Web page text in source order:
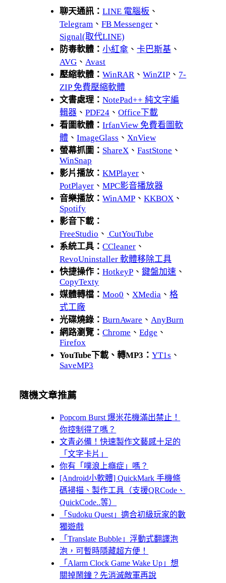
聊天通訊：LINE 電腦板 、
Telegram 、FB Messenger 、
Signal(取代LINE)
防毒軟體：小紅傘 、卡巴斯基 、
AVG 、 Avast
壓縮軟體：WinRAR 、WinZIP 、 7-
ZIP 免費壓縮軟體
文書處理：NotePad++ 純文字編
輯器 、PDF24 、Office下載
看圖軟體：IrfanView 免費看圖軟
體 、ImageGlass 、 XnView
螢幕抓圖： ShareX 、FastStone 、
WinSnap
影片播放：KMPlayer 、
PotPlayer 、MPC影音播放器
音樂播放：WinAMP 、KKBOX 、
Spotify
影音下載：
FreeStudio 、 CutYouTube
系統工具：CCleaner 、
RevoUninstaller 軟體移除工具
快捷操作：HotkeyP 、鍵盤加速 、
CopyTexty
媒體轉檔：Moo0 、 XMedia 、格
式工廠
光碟燒錄：BurnAware 、 AnyBurn
網路瀏覽：Chrome 、Edge 、
Firefox
YouTube下載、轉MP3：YT1s 、
SaveMP3
隨機文章推薦
Popcorn Burst 爆米花機滿出禁止！
你控制得了嗎？
文青必備！快速製作文藝感十足的
「文字卡片」
你有「噗浪上癮症」嗎？
[Android小軟體] QuickMark 手機條
碼掃描、製作工具（支援QRCode、
QuickCode..等）
「Sudoku Quest」適合初級玩家的數
獨遊戲
「Translate Bubble」浮動式翻譯泡
泡，可暫時隱藏超方便！
「Alarm Clock Game Wake Up」想
關掉鬧鐘？先消滅敵軍再說